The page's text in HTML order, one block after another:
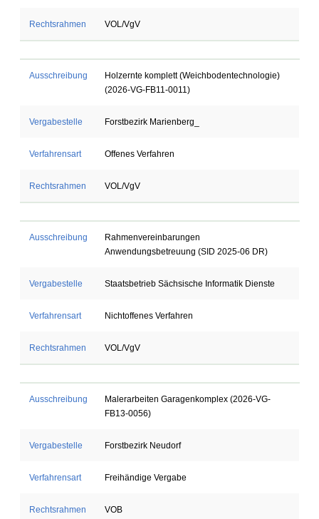
Rechtsrahmen VOL/VgV
Ausschreibung
Holzernte komplett (Weichbodentechnologie)
(2026-VG-FB11-0011)
Vergabestelle Forstbezirk Marienberg_
Verfahrensart Offenes Verfahren
Rechtsrahmen VOL/VgV
Ausschreibung
Rahmenvereinbarungen
Anwendungsbetreuung (SID 2025-06 DR)
Vergabestelle Staatsbetrieb Sächsische Informatik Dienste
Verfahrensart Nichtoffenes Verfahren
Rechtsrahmen VOL/VgV
Ausschreibung
Malerarbeiten Garagenkomplex (2026-VG-
FB13-0056)
Vergabestelle Forstbezirk Neudorf
Verfahrensart Freihändige Vergabe
Rechtsrahmen VOB